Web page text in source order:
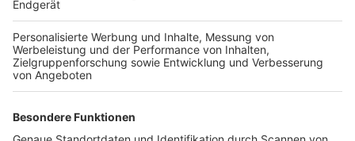
TOP-VEREINE
TOP-PARTNER